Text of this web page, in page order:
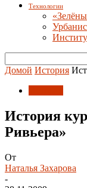
Технологии
Домой История
История
Ривьера»
От
Наталья Захарова
-